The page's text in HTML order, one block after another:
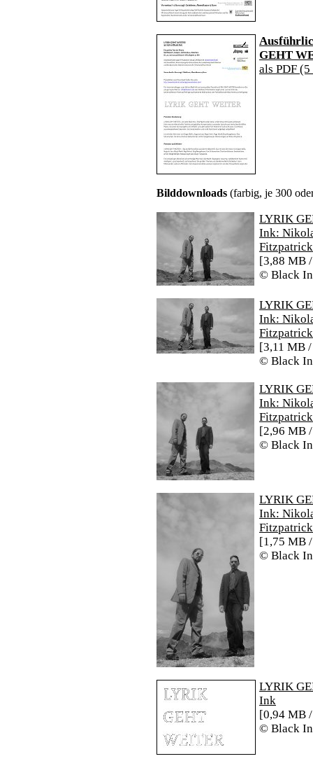
GEHT
als PDF
Bilddownloads (farbig, je 300
LYRIK
Ink:
Fitzpatrick
[3,88 MB
© Black
LYRIK
Ink:
Fitzpatrick
[3,11 MB
© Black
LYRIK
Ink:
Fitzpatrick
[2,96 MB
© Black
LYRIK
Ink:
Fitzpatrick
[1,75 MB
© Black
LYRIK
Ink
[0,94 MB
© Black